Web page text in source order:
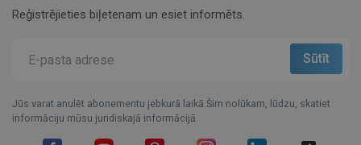
Reģistrējieties biļetenam un esiet informēts.
Jūs varat anulēt abonementu jebkurā laikā.Šim nolūkam, lūdzu, skatiet
informāciju mūsu juridiskajā informācijā.